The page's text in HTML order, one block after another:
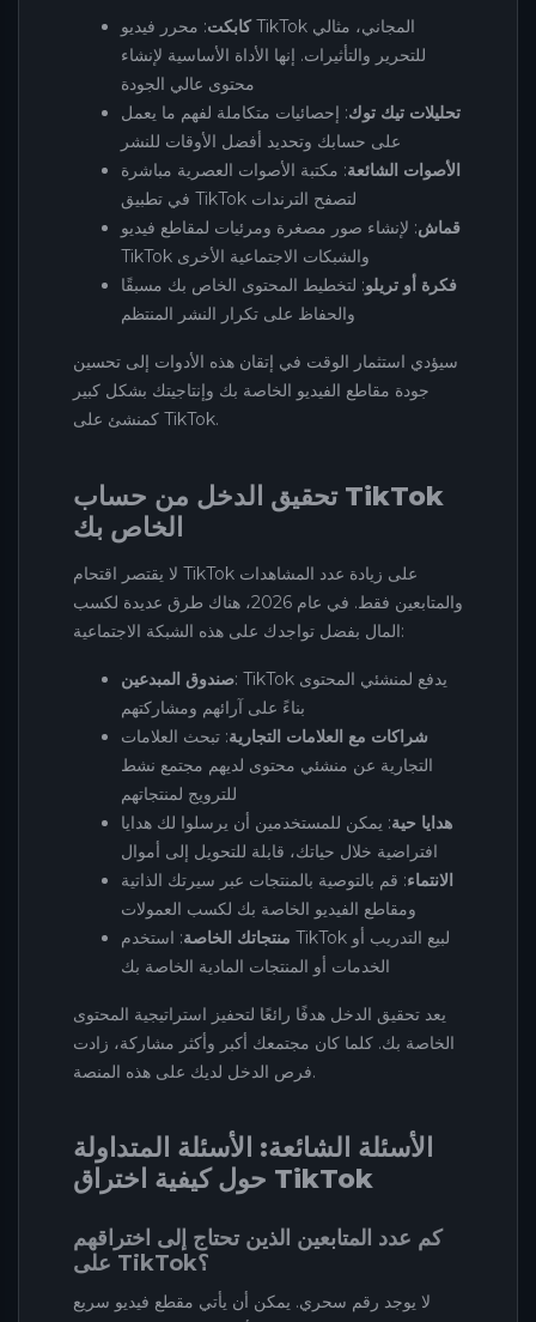
كابكت: محرر فيديو TikTok المجاني، مثالي
للتحرير والتأثيرات. إنها الأداة الأساسية لإنشاء
محتوى عالي الجودة
تحليلات تيك توك: إحصائيات متكاملة لفهم ما يعمل
على حسابك وتحديد أفضل الأوقات للنشر
الأصوات الشائعة: مكتبة الأصوات العصرية مباشرة
في تطبيق TikTok لتصفح الترندات
قماش: لإنشاء صور مصغرة ومرئيات لمقاطع فيديو
TikTok والشبكات الاجتماعية الأخرى
فكرة أو تريلو: لتخطيط المحتوى الخاص بك مسبقًا
والحفاظ على تكرار النشر المنتظم
سيؤدي استثمار الوقت في إتقان هذه الأدوات إلى تحسين
جودة مقاطع الفيديو الخاصة بك وإنتاجيتك بشكل كبير
كمنشئ على TikTok.
تحقيق الدخل من حساب TikTok
الخاص بك
لا يقتصر اقتحام TikTok على زيادة عدد المشاهدات
والمتابعين فقط. في عام 2026، هناك طرق عديدة لكسب
المال بفضل تواجدك على هذه الشبكة الاجتماعية:
صندوق المبدعين: TikTok يدفع لمنشئي المحتوى
بناءً على آرائهم ومشاركتهم
شراكات مع العلامات التجارية: تبحث العلامات
التجارية عن منشئي محتوى لديهم مجتمع نشط
للترويج لمنتجاتهم
هدايا حية: يمكن للمستخدمين أن يرسلوا لك هدايا
افتراضية خلال حياتك، قابلة للتحويل إلى أموال
الانتماء: قم بالتوصية بالمنتجات عبر سيرتك الذاتية
ومقاطع الفيديو الخاصة بك لكسب العمولات
منتجاتك الخاصة: استخدم TikTok لبيع التدريب أو
الخدمات أو المنتجات المادية الخاصة بك
يعد تحقيق الدخل هدفًا رائعًا لتحفيز استراتيجية المحتوى
الخاصة بك. كلما كان مجتمعك أكبر وأكثر مشاركة، زادت
فرص الدخل لديك على هذه المنصة.
الأسئلة الشائعة: الأسئلة المتداولة
حول كيفية اختراق TikTok
كم عدد المتابعين الذين تحتاج إلى اختراقهم
على TikTok؟
لا يوجد رقم سحري. يمكن أن يأتي مقطع فيديو سريع